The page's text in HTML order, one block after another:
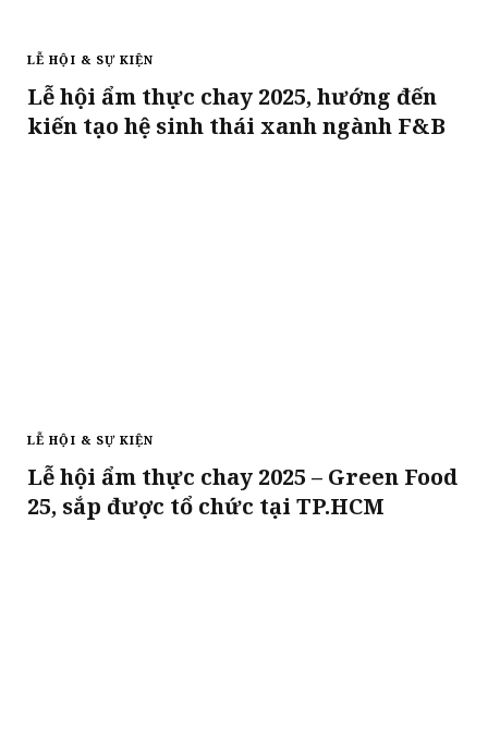
LỄ HỘI & SỰ KIỆN
Lễ hội ẩm thực chay 2025, hướng đến
kiến tạo hệ sinh thái xanh ngành F&B
LỄ HỘI & SỰ KIỆN
Lễ hội ẩm thực chay 2025 – Green Food
25, sắp được tổ chức tại TP.HCM